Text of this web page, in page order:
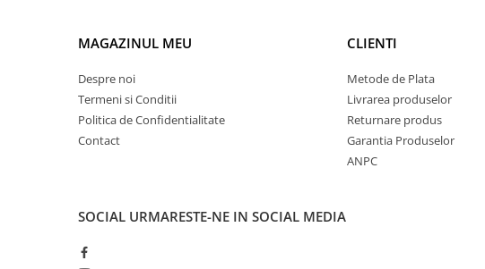
MAGAZINUL MEU
Despre noi
Termeni si Conditii
Politica de Confidentialitate
Contact
CLIENTI
Metode de Plata
Livrarea produselor
Returnare produs
Garantia Produselor
ANPC
SOCIAL URMARESTE-NE IN SOCIAL MEDIA